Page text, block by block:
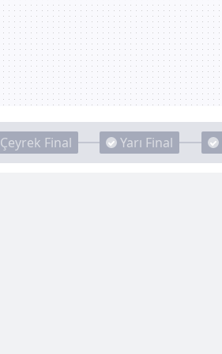
Çeyrek Final Yarı Final